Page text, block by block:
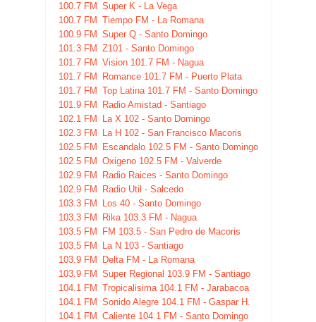
100.7 FM Super K - La Vega
100.7 FM Tiempo FM - La Romana
100.9 FM Super Q - Santo Domingo
101.3 FM Z101 - Santo Domingo
101.7 FM Vision 101.7 FM - Nagua
101.7 FM
Romance 101.7 FM - Puerto Plata
101.7 FM Top Latina 101.7 FM - Santo Domingo
101.9 FM
Radio Amistad - Santiago
102.1 FM
La X 102 - Santo Domingo
102.3 FM
La H 102 - San Francisco Macoris
102.5 FM
Escandalo 102.5 FM - Santo Domingo
102.5 FM Oxigeno 102.5 FM - Valverde
102.9 FM
Radio Raices - Santo Domingo
102.9 FM
Radio Util - Salcedo
103.3 FM
Los 40 - Santo Domingo
103.3 FM
Rika 103.3 FM - Nagua
103.5 FM
FM 103.5 - San Pedro de Macoris
103.5 FM
La N 103 - Santiago
103.9 FM
Delta FM - La Romana
103.9 FM Super Regional 103.9 FM - Santiago
104.1 FM Tropicalisima 104.1 FM - Jarabacoa
104.1 FM Sonido Alegre 104.1 FM - Gaspar H.
104.1 FM Caliente 104.1 FM - Santo Domingo